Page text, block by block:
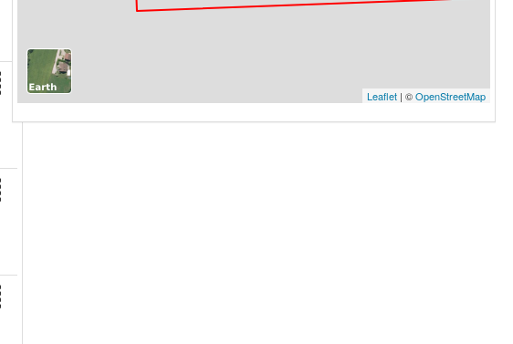
Leaflet| ©OpenStreetMap